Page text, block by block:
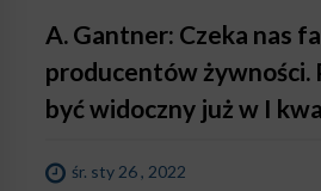
A. Gantner: Czeka nas
producentów żywności.
być widoczny już w I
śr. sty 26 , 2022